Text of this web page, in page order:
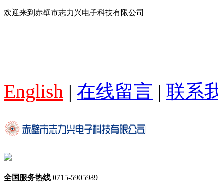
欢迎来到赤壁市志力兴电子科技有限公司
English | 在线留言 | 联系
全国服务热线 0715-5905989